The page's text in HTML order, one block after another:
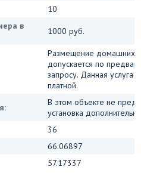
10
в
1000 руб.
Размещение домашних
допускается по
запросу. Данная услуга
платной.
В этом объекте не
установка
36
66.06897
57.17337